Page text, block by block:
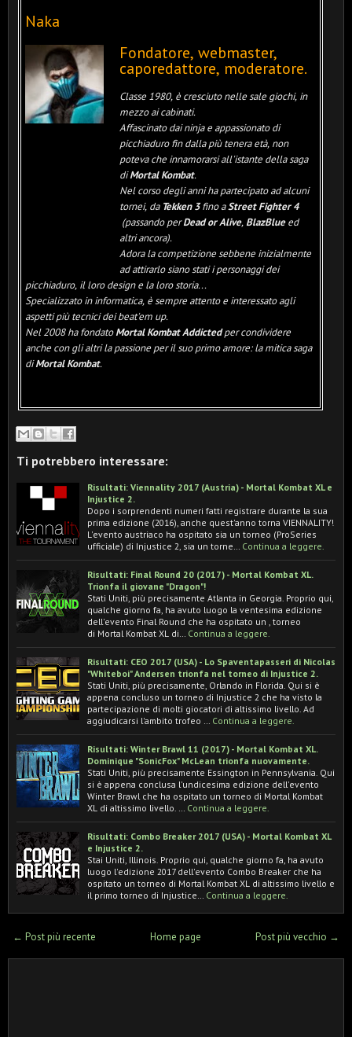
Naka
Fondatore, webmaster,
caporedattore, moderatore.
Classe 1980, è cresciuto nelle sale giochi, in
mezzo ai cabinati.
Affascinato dai ninja e appassionato di
picchiaduro fin dalla più tenera età, non
poteva che innamorarsi all'istante della saga
diMortal Kombat.
Nel corso degli anni ha partecipato ad alcuni
tornei, da Tekken 3fino aStreet Fighter 4
(passando perDead or Alive, BlazBlueed
altri ancora).
Adora la competizione sebbene inizialmente
ad attirarlo siano stati i personaggi dei
picchiaduro, il loro design e la loro storia...
Specializzato in informatica, è sempre attento e interessato agli
aspetti più tecnici dei beat'em up.
Nel 2008 ha fondatoMortal Kombat Addictedper condividere
anche con gli altri la passione per il suo primo amore: la mitica saga
diMortal Kombat.
Ti potrebbero interessare:
Risultati: Viennality 2017 (Austria) - Mortal Kombat XL e
Injustice 2.
Dopo i sorprendenti numeri fatti registrare durante la sua
prima edizione (2016), anche quest'anno torna VIENNALITY!
L'evento austriaco ha ospitato sia un torneo (ProSeries
ufficiale) di Injustice 2, sia un torne…
Continua a leggere.
Risultati: Final Round 20 (2017) - Mortal Kombat XL.
Trionfa il giovane "Dragon"!
Stati Uniti, più precisamente Atlanta in Georgia. Proprio qui,
qualche giorno fa, ha avuto luogo la ventesima edizione
dell'evento Final Round che ha ospitato un , torneo
di Mortal Kombat XL di…
Continua a leggere.
Risultati: CEO 2017 (USA) - Lo Spaventapasseri di Nicolas
"Whiteboi" Andersen trionfa nel torneo di Injustice 2.
Stati Uniti, più precisamente, Orlando in Florida. Qui si è
appena concluso un torneo di Injustice 2 che ha visto la
partecipazione di molti giocatori di altissimo livello. Ad
aggiudicarsi l'ambito trofeo …
Continua a leggere.
Risultati: Winter Brawl 11 (2017) - Mortal Kombat XL.
Dominique "SonicFox" McLean trionfa nuovamente.
Stati Uniti, più precisamente Essington in Pennsylvania. Qui
si è appena conclusa l'undicesima edizione dell'evento
Winter Brawl che ha ospitato un torneo di Mortal Kombat
XL di altissimo livello. …
Continua a leggere.
Risultati: Combo Breaker 2017 (USA) - Mortal Kombat XL
e Injustice 2.
Stai Uniti, Illinois. Proprio qui, qualche giorno fa, ha avuto
luogo l'edizione 2017 dell'evento Combo Breaker che ha
ospitato un torneo di Mortal Kombat XL di altissimo livello e
il primo torneo di Injustice…
Continua a leggere.
← Post più recente Post più vecchio →
Home page